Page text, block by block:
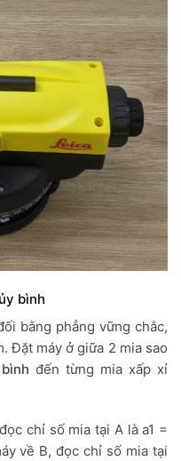
bình
bằng phẳng vững chắc,
Đặt máy ở giữa 2 mia sao
đến từng mia xấp xỉ
chỉ số mia tại A là a1 =
về B, đọc chỉ số mia tại